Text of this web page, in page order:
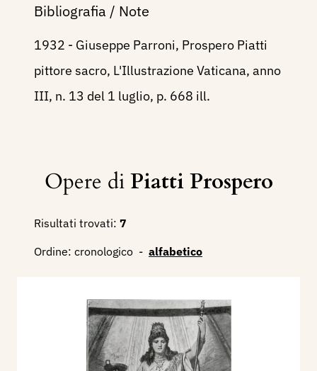
Bibliografia / Note
1932 - Giuseppe Parroni, Prospero Piatti
pittore sacro, L'Illustrazione Vaticana, anno
III, n. 13 del 1 luglio, p. 668 ill.
Opere diPiatti Prospero
Risultati trovati: 7
Ordine: cronologico - alfabetico